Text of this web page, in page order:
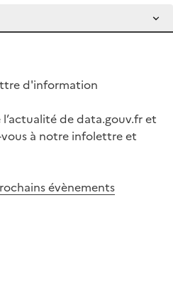
d'information
de data.gouv.fr et
à notre infolettre et
évènements